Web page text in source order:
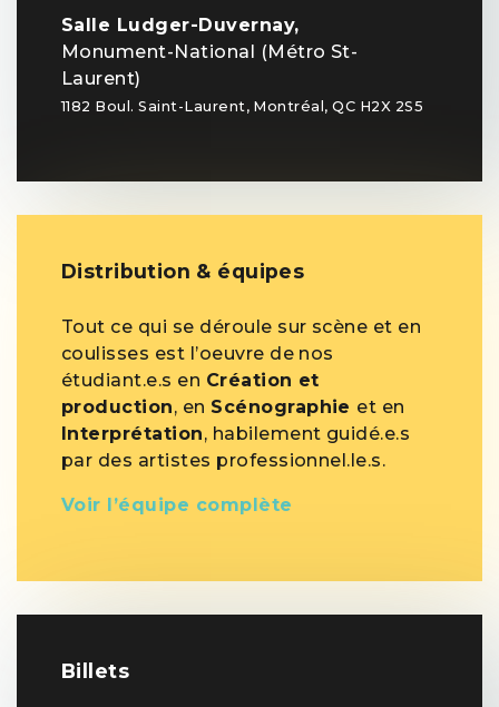
Salle Ludger-Duvernay,
Monument-National (Métro St-
Laurent)
1182 Boul. Saint-Laurent, Montréal, QC H2X 2S5
Distribution & équipes
Tout ce qui se déroule sur scène et en
coulisses est l’oeuvre de nos
étudiant.e.s en Création et
production, en Scénographie et en
Interprétation, habilement guidé.e.s
par des artistes professionnel.le.s.
Voir l’équipe complète
Billets